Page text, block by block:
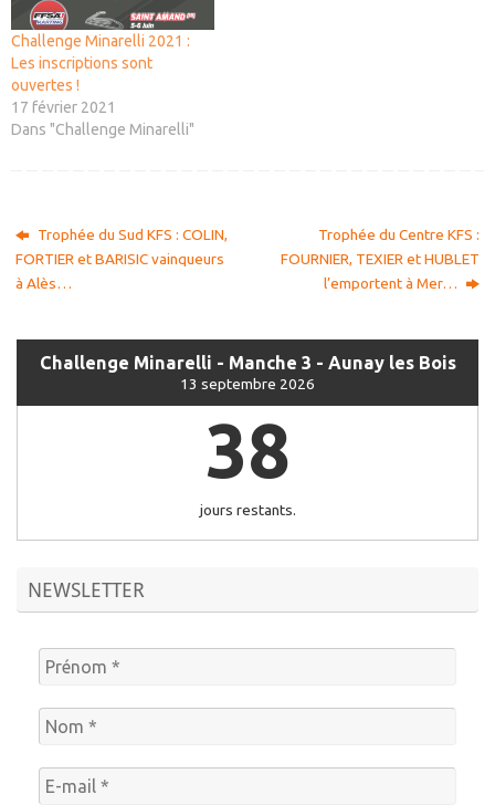
Challenge Minarelli 2021 :
Les inscriptions sont
ouvertes !
17 février 2021
Dans "Challenge Minarelli"
Trophée du Sud KFS : COLIN,
FORTIER et BARISIC vainqueurs
à Alès…
Trophée du Centre KFS :
FOURNIER, TEXIER et HUBLET
l’emportent à Mer…
Challenge Minarelli - Manche 3 - Aunay les Bois
13 septembre 2026
38
jours restants.
NEWSLETTER